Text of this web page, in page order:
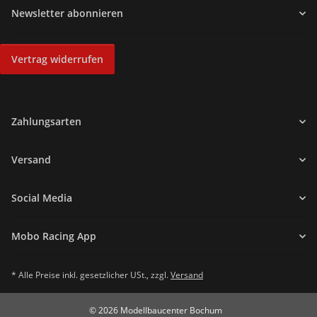
Newsletter abonnieren
Vertrag widerrufen
Zahlungsarten
Versand
Social Media
Mobo Racing App
* Alle Preise inkl. gesetzlicher USt., zzgl.Versand
© 2026 Modellbaucenter Bochum